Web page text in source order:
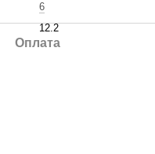
6
12.2
Оплата